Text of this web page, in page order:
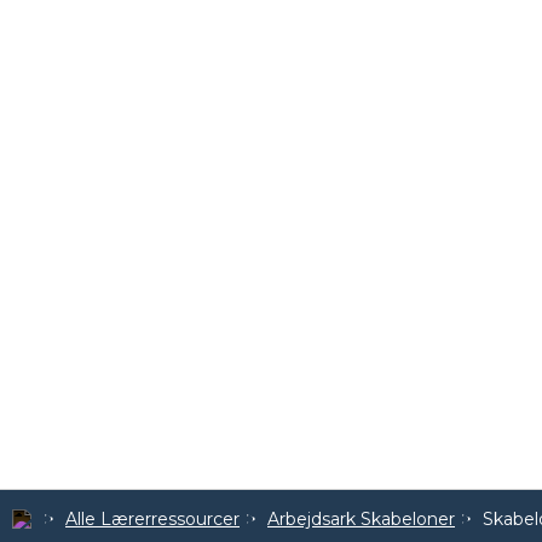
Alle Lærerressourcer Arbejdsark Skabeloner